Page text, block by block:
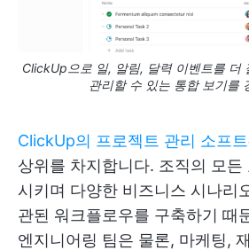
ClickUp으로 일, 알림, 달력 이벤트를 더
관리할 수 있는 통합 보기를
ClickUp의 프로젝트 관리 소프
상위를 차지합니다. 조직의 모든
시키며 다양한 비즈니스 시나리
관된 워크플로우를 구축하기 때
엔지니어링 팀은 물론, 마케팅,